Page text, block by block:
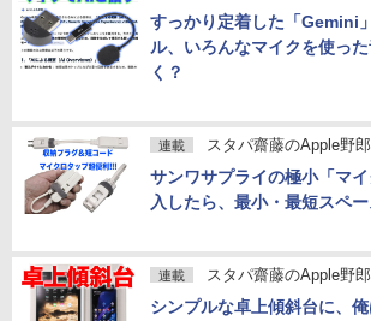
すっかり定着した「Gemini
ル、いろんなマイクを使っ
く？
連載 スタパ齋藤のApple野郎
サンワサプライの極小「マ
入したら、最小・最短スペ
連載 スタパ齋藤のApple野郎
シンプルな卓上傾斜台に、